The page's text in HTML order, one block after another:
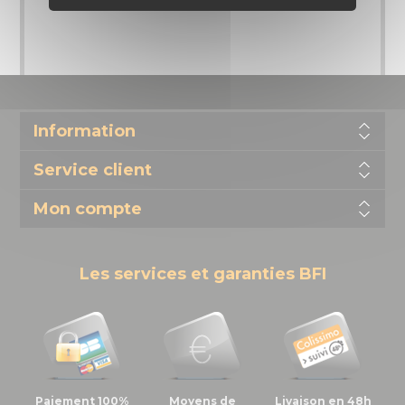
Information
Service client
Mon compte
Les services et garanties BFI
Paiement 100% Moyens de Livaison en 48h